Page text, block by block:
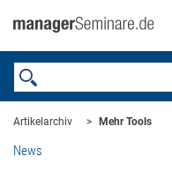
Artikelarchiv Mehr Tools
News